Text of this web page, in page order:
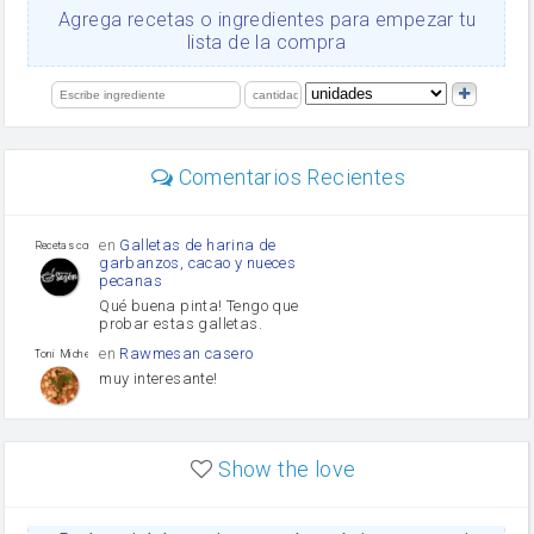
Ajos
orégano
limón
Agrega recetas o ingredientes para empezar tu
lista de la compra
Comentarios Recientes
Recetas con sazon
en Galletas de harina de
garbanzos, cacao y nueces
pecanas
Qué buena pinta! Tengo que
probar estas galletas.
Toni Michel Caubet
en Rawmesan casero
muy interesante!
enLasaña casera fácil y
Show the love